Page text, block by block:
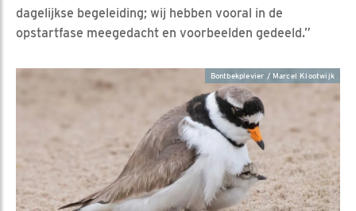
dagelijkse begeleiding; wij hebben vooral in de
opstartfase meegedacht en voorbeelden gedeeld.”
Bontbekplevier / Marcel Klootwijk